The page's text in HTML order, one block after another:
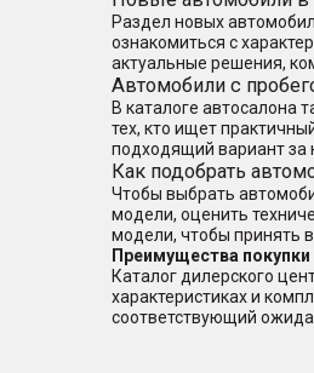
Раздел новых
ознакомиться с
актуальные решения,
Автомобили с
В каталоге автосалона
тех, кто ищет
подходящий вариант за
Как подобрать
Чтобы выбрать
модели, оценить
модели, чтобы принять
Преимущества
Каталог дилерского
характеристиках и
соответствующий